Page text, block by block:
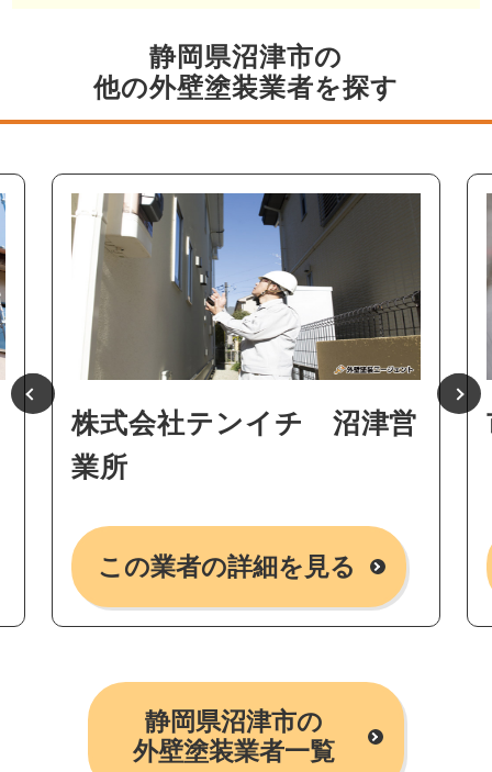
静岡県沼津市の
他の外壁塗装業者を探す
株式会社テンイチ 沼津営
業所
この業者の詳細を見る
静岡県沼津市の
外壁塗装業者一覧